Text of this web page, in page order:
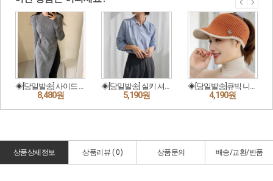
상품상세정보 상품리뷰 ( 0) 상품문의 배송/교환/반품